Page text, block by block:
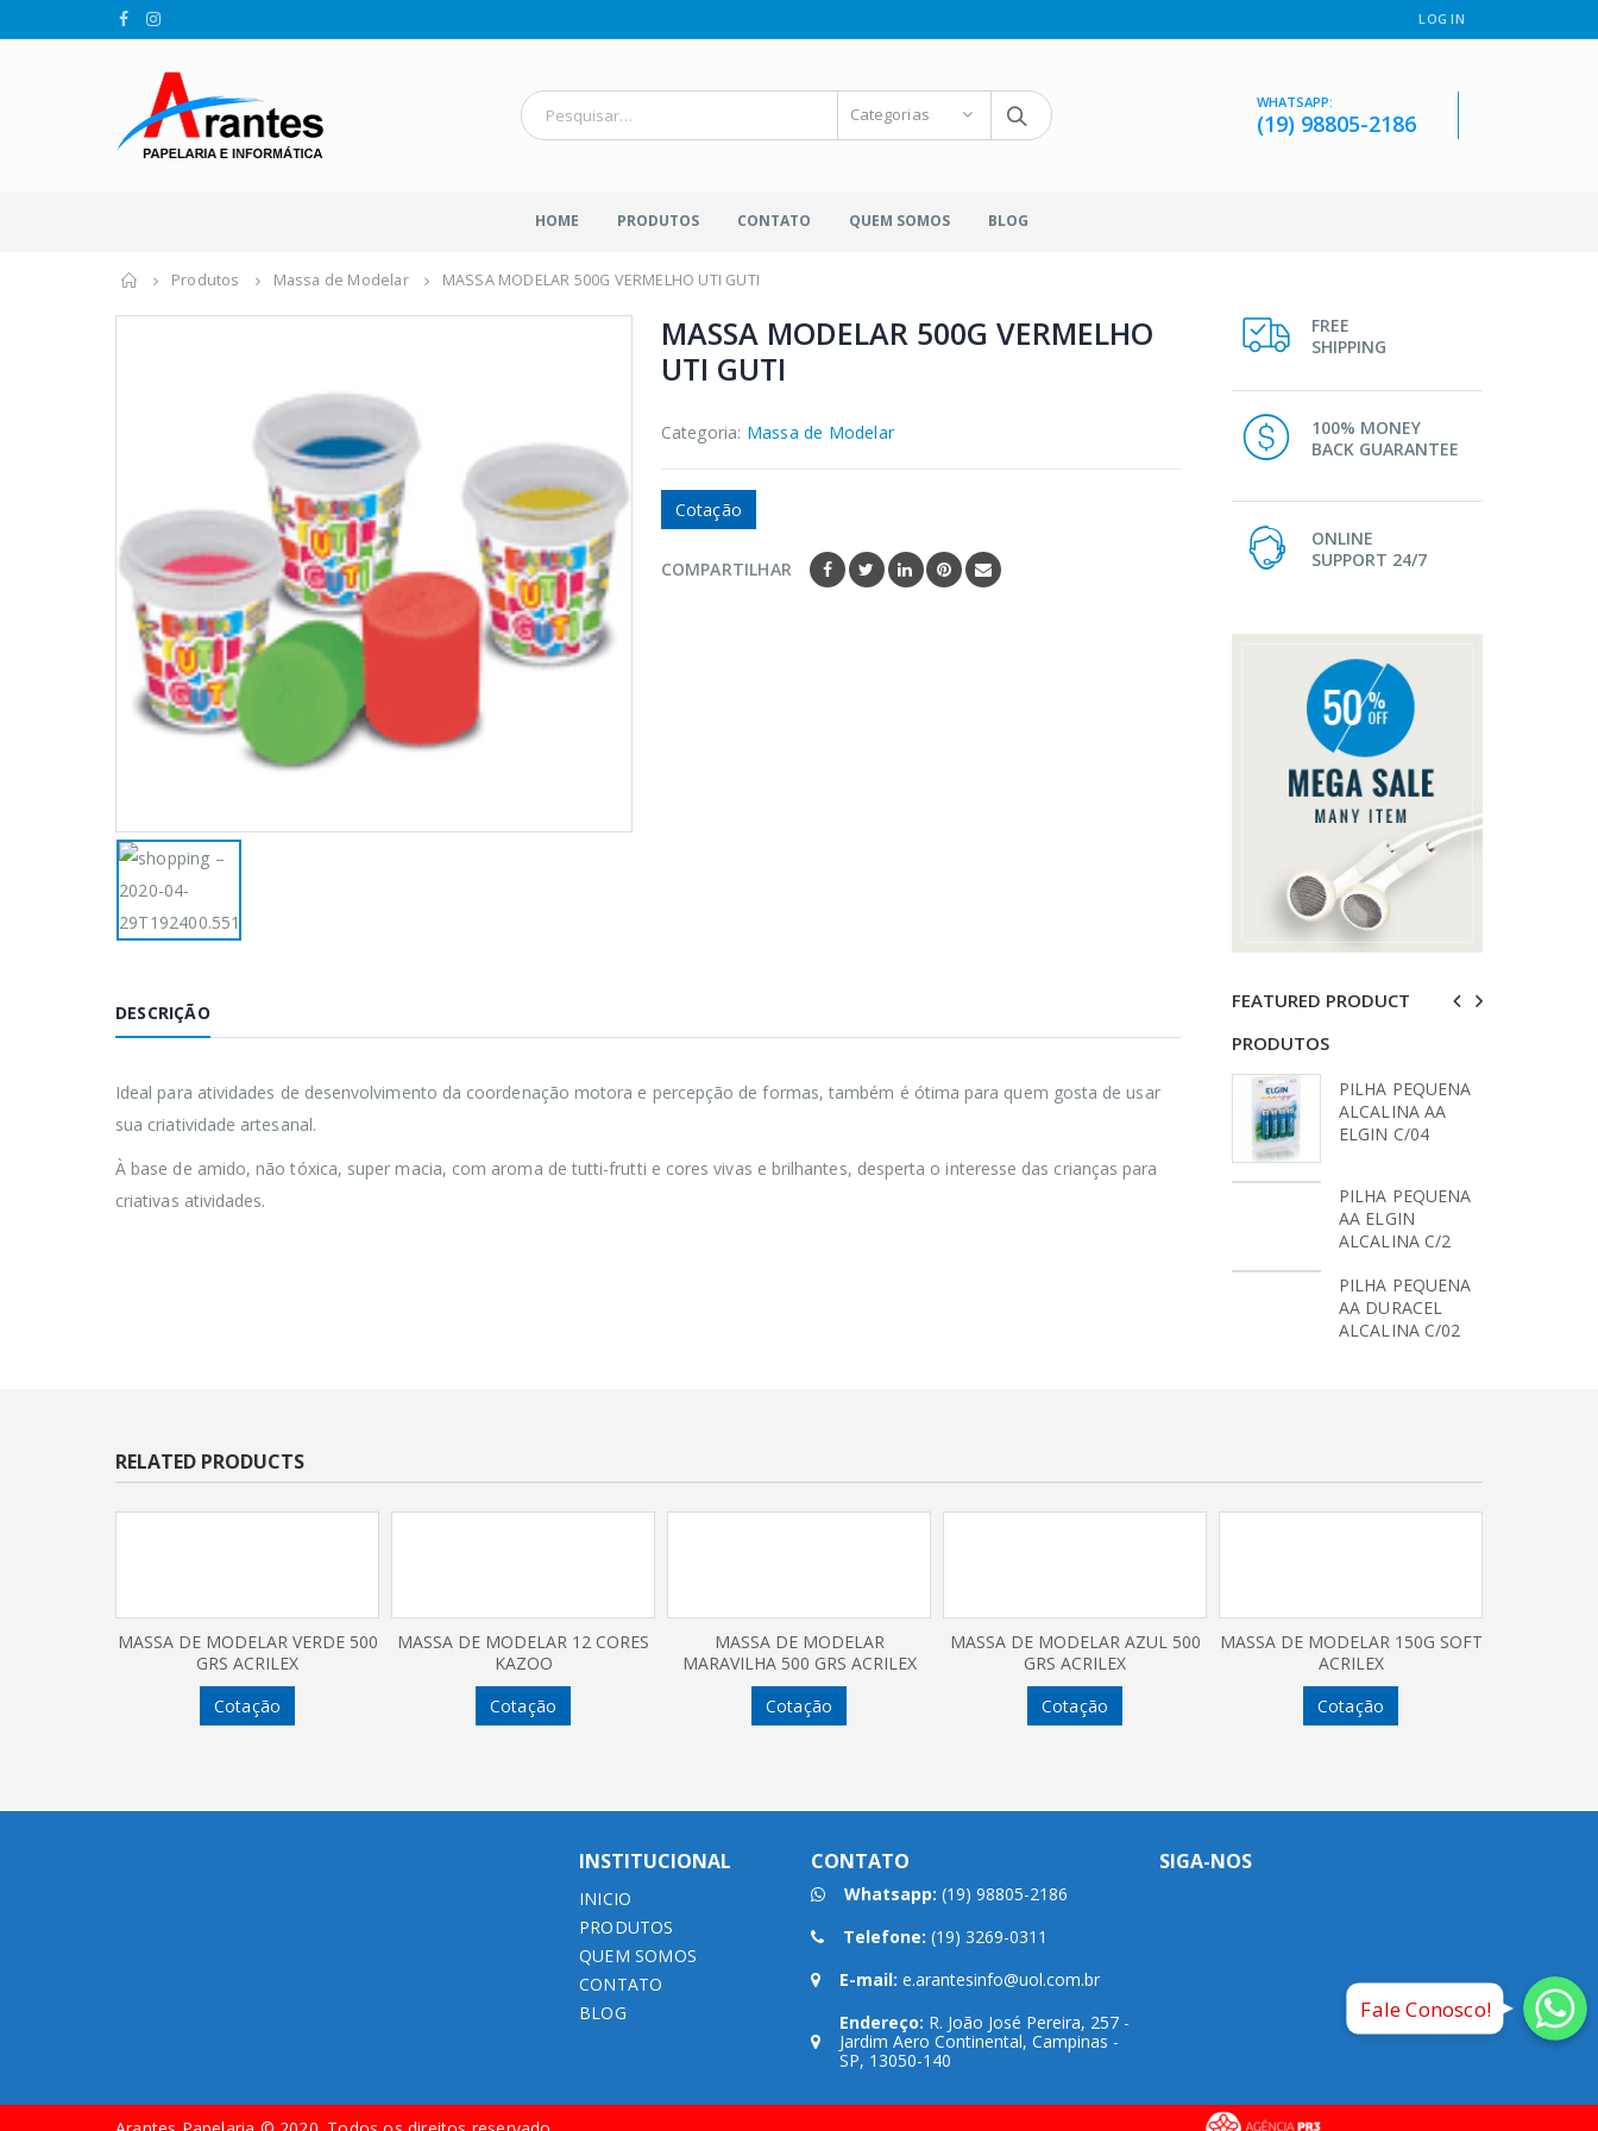
LOG IN
Categorias
WHATSAPP:
(19) 98805-2186
HOME PRODUTOS CONTATO QUEM SOMOS BLOG
Produtos Massa de Modelar MASSA MODELAR 500G VERMELHO UTI GUTI
MASSA MODELAR 500G VERMELHO
UTI GUTI
Categoria: Massa de Modelar
Cotação
COMPARTILHAR
DESCRIÇÃO
Ideal para atividades de desenvolvimento da coordenação motora e percepção de formas, também é ótima para quem gosta de usar
sua criatividade artesanal.
À base de amido, não tóxica, super macia, com aroma de tutti-frutti e cores vivas e brilhantes, desperta o interesse das crianças para
criativas atividades.
FREE
SHIPPING
100% MONEY
BACK GUARANTEE
ONLINE
SUPPORT 24/7
FEATURED PRODUCT
PRODUTOS
PILHA PEQUENA
PRODUTOS
PILHA PEQUENA
PRODUTOS
PILHA PEQUENA
ALCALINA AA
ELGIN C/04
PILHA PEQUENA
AA ELGIN
ALCALINA C/2
PILHA PEQUENA
AA DURACEL
ALCALINA C/02
RELATED PRODUCTS
MASSA DE MODELAR VERDE 500
GRS ACRILEX
Cotação
MASSA DE MODELAR 12 CORES
KAZOO
Cotação
MASSA DE MODELAR
MARAVILHA 500 GRS ACRILEX
Cotação
MASSA DE MODELAR AZUL 500
GRS ACRILEX
Cotação
MASSA DE MODELAR 150G SOFT
ACRILEX
Cotação
INSTITUCIONAL
INICIO
PRODUTOS
QUEM SOMOS
CONTATO
BLOG
CONTATO
Whatsapp: (19) 98805-2186
Telefone: (19) 3269-0311
E-mail: e.arantesinfo@uol.com.br
Endereço: R. João José Pereira, 257 -
Jardim Aero Continental, Campinas -
SP, 13050-140
SIGA-NOS
Fale Conosco!